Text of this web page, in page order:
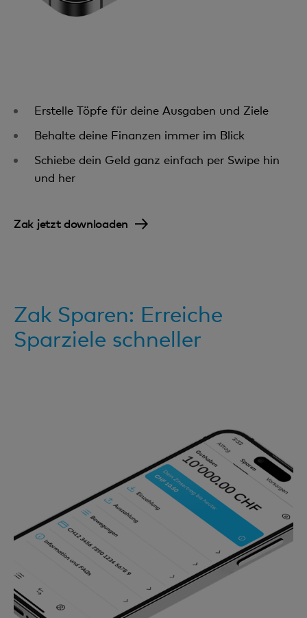
Erstelle Töpfe für deine Ausgaben und Ziele
Behalte deine Finanzen immer im Blick
Schiebe dein Geld ganz einfach per Swipe hin
und her
Zak jetzt downloaden
Zak Sparen: Erreiche
Sparziele schneller